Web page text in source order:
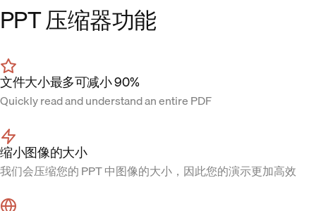
PPT 压缩器功能
文件大小最多可减小 90%
Quickly read and understand an entire PDF
缩小图像的大小
我们会压缩您的 PPT 中图像的大小，因此您的演示更加高效